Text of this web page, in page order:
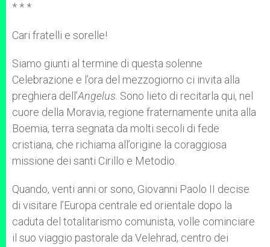
* * *
Cari fratelli e sorelle!
Siamo giunti al termine di questa solenne
Celebrazione e l’ora del mezzogiorno ci invita alla
preghiera dell’Angelus . Sono lieto di recitarla qui, nel
cuore della Moravia, regione fraternamente unita alla
Boemia, terra segnata da molti secoli di fede
cristiana, che richiama all’origine la coraggiosa
missione dei santi Cirillo e Metodio.
Quando, venti anni or sono, Giovanni Paolo II decise
di visitare l’Europa centrale ed orientale dopo la
caduta del totalitarismo comunista, volle cominciare
il suo viaggio pastorale da Velehrad, centro dei